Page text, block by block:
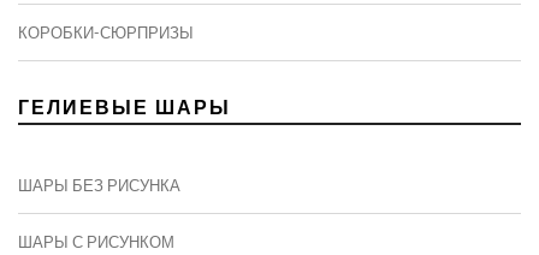
КОРОБКИ-СЮРПРИЗЫ
ГЕЛИЕВЫЕ ШАРЫ
ШАРЫ БЕЗ РИСУНКА
ШАРЫ С РИСУНКОМ